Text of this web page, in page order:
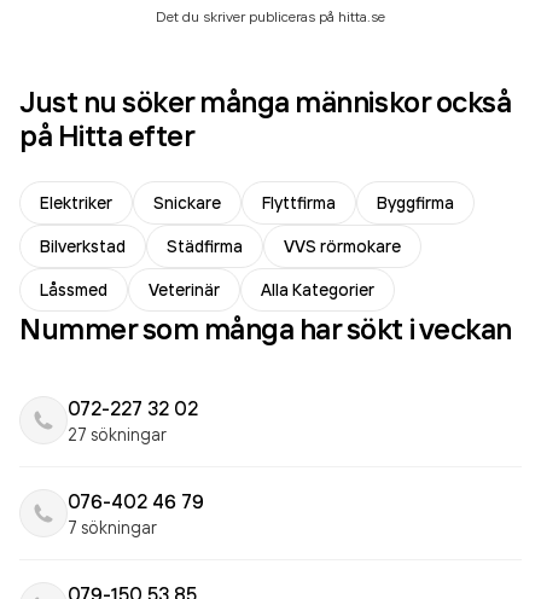
Det du skriver publiceras på hitta.se
Just nu söker många människor också
på Hitta efter
Elektriker Snickare Flyttfirma
Byggfirma
Bilverkstad
Städfirma
VVS rörmokare
Låssmed
Veterinär Alla Kategorier
Nummer som många har sökt i veckan
072-227 32 02
27 sökningar
076-402 46 79
7 sökningar
079-150 53 85